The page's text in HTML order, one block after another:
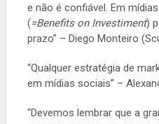
e não é confiável. Em
(=Benefits on Investiment)
prazo” – Diego Monteiro
“Qualquer estratégia de
em mídias sociais” –
“Devemos lembrar que a